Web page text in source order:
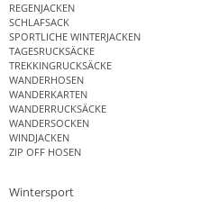
REGENJACKEN
SCHLAFSACK
SPORTLICHE WINTERJACKEN
TAGESRUCKSÄCKE
TREKKINGRUCKSÄCKE
WANDERHOSEN
WANDERKARTEN
WANDERRUCKSÄCKE
WANDERSOCKEN
WINDJACKEN
ZIP OFF HOSEN
Wintersport